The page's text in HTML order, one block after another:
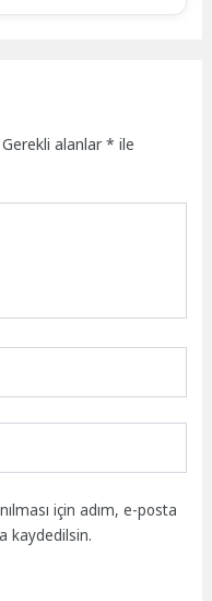
Gerekli alanlar* ile
için adım, e-posta
kaydedilsin.